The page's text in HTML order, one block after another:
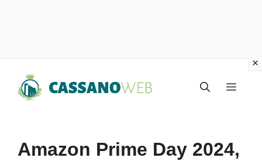
Menu
Amazon Prime Day 2024,